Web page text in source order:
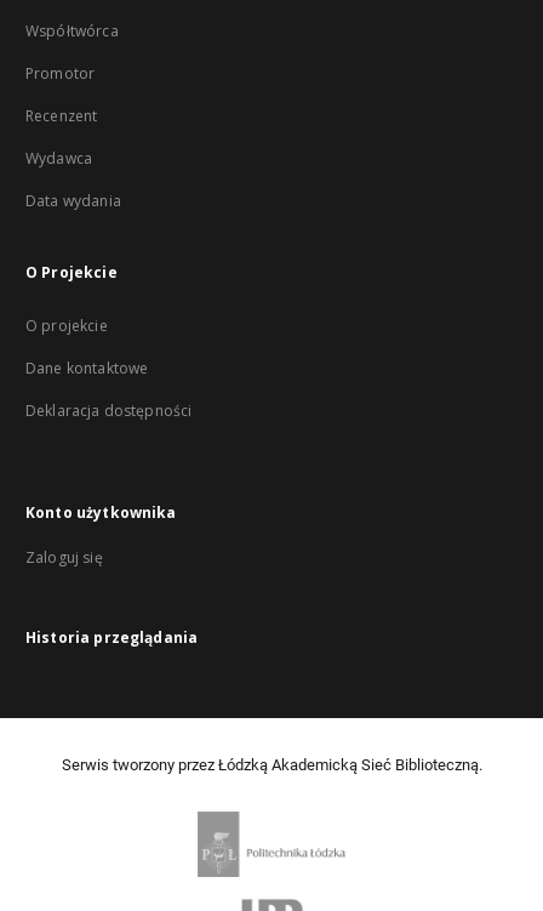
Współtwórca
Promotor
Recenzent
Wydawca
Data wydania
O Projekcie
O projekcie
Dane kontaktowe
Deklaracja dostępności
Konto użytkownika
Zaloguj się
Historia przeglądania
Serwis tworzony przez Łódzką Akademicką Sieć Biblioteczną.